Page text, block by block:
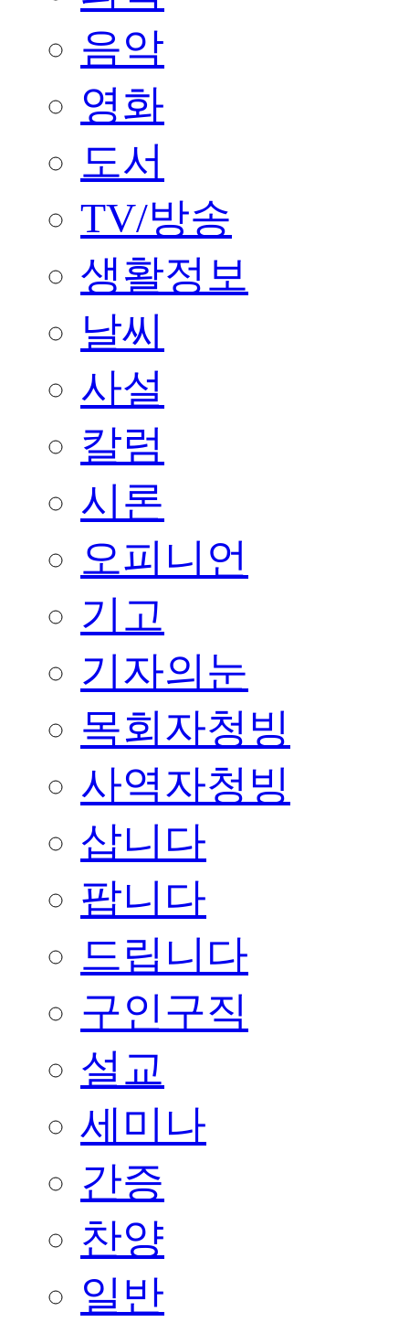
음악
영화
도서
TV/방송
생활정보
날씨
사설
칼럼
시론
오피니언
기고
기자의눈
목회자청빙
사역자청빙
삽니다
팝니다
드립니다
구인구직
설교
세미나
간증
찬양
일반